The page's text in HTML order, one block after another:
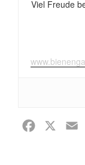
Viel Freude